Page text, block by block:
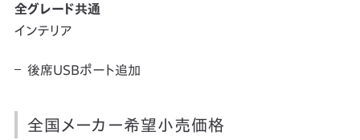
全グレード共通
インテリア
後席USBポート追加
全国メーカー希望小売価格